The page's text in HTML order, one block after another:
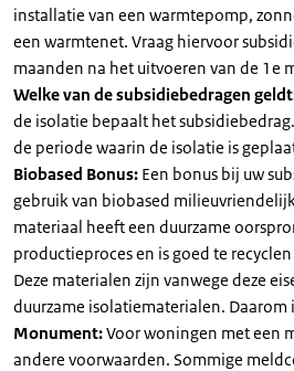
installatie van een warmtepomp,
een warmtenet. Vraag hiervoor
maanden na het uitvoeren van de 1e
Welke van de subsidiebedragen
de isolatie bepaalt het
de periode waarin de isolatie is
Biobased Bonus: Een bonus bij uw
gebruik van biobased
materiaal heeft een duurzame
productieproces en is goed te
Deze materialen zijn vanwege deze
duurzame isolatiematerialen. Daarom
Monument:Voor woningen met een
andere voorwaarden. Sommige